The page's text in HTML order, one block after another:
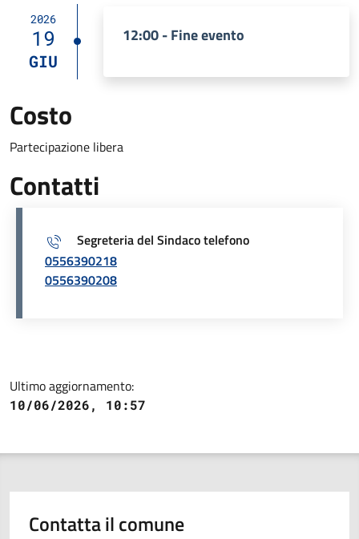
2026
19
GIU
12:00 - Fine evento
Costo
Partecipazione libera
Contatti
Segreteria del Sindaco telefono
0556390218
0556390208
Ultimo aggiornamento:
10/06/2026, 10:57
Contatta il comune